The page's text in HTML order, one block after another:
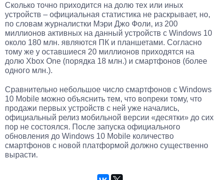
Сколько точно приходится на долю тех или иных
устройств – официальная статистика не раскрывает, но,
по словам журналистки Мэри Джо Фоли, из 200
миллионов активных на данный устройств с Windows 10
около 180 млн. являются ПК и планшетами. Согласно
тому же у оставшиеся 20 миллионов приходятся на
долю Xbox One (порядка 18 млн.) и смартфонов (более
одного млн.).
Сравнительно небольшое число смартфонов с Windows
10 Mobile можно объяснить тем, что вопреки тому, что
продажи первых устройств с ней уже начались,
официальный релиз мобильной версии «десятки» до сих
пор не состоялся. После запуска официального
обновления до Windows 10 Mobile количество
смартфонов с новой платформой должно существенно
вырасти.